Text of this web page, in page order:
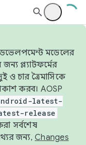
মডেলের
প্ল্যাটফর্মের
ও চার ত্রৈমাসিকে
করব। AOSP
latest-
release
সর্বশেষ
জন্য, Changes